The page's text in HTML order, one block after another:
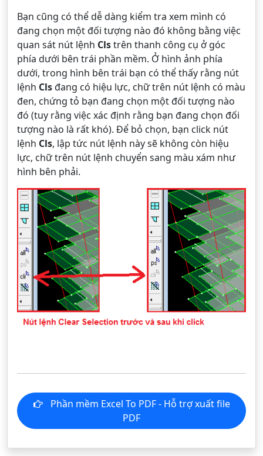
Bạn cũng có thể dễ dàng kiểm tra xem mình có
đang chọn một đối tượng nào đó không bằng việc
quan sát nút lệnh Clstrên thanh công cụ ở góc
phía dưới bên trái phần mềm. Ở hình ảnh phía
dưới, trong hình bên trái bạn có thể thấy rằng nút
lệnh Clsđang có hiệu lực, chữ trên nút lệnh có màu
đen, chứng tỏ bạn đang chọn một đối tượng nào
đó (tuy rằng việc xác định rằng bạn đang chọn đối
tượng nào là rất khó). Để bỏ chọn, bạn click nút
lệnh Cls, lập tức nút lệnh này sẽ không còn hiệu
lực, chữ trên nút lệnh chuyển sang màu xám như
hình bên phải.
Phần mềm Excel To PDF - Hỗ trợ xuất file
PDF